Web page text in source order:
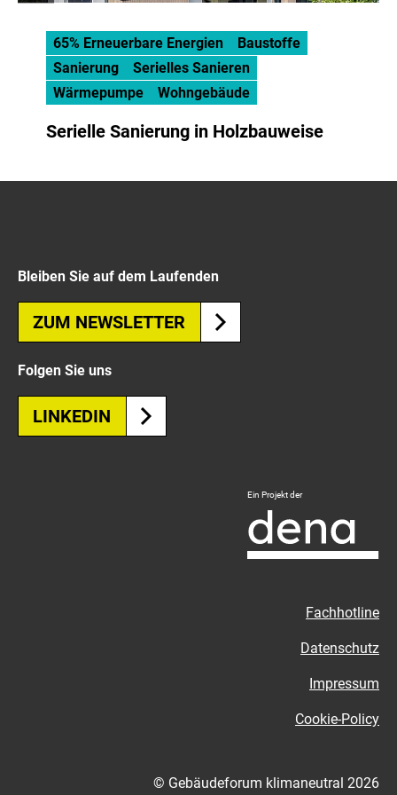
65% Erneuerbare Energien
Baustoffe
Sanierung
Serielles Sanieren
Wärmepumpe
Wohngebäude
Serielle Sanierung in Holzbauweise
Bleiben Sie auf dem Laufenden
ZUM NEWSLETTER
Folgen Sie uns
LINKEDIN
Logo
Deutsche
Energie-
Agentur
Ein Projekt der
Fachhotline
Datenschutz
Impressum
Cookie-Policy
© Gebäudeforum klimaneutral 2026